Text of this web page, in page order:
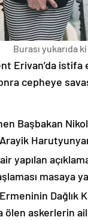
Burası yukarıda
Erivan’da
cepheye
Başbakan
yapılan
masaya
Dağlık
askerlerin